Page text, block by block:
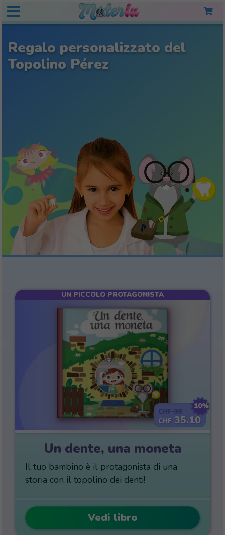
Regalo personalizzato del
Topolino Pérez
10%
CHF 35.10
UN PICCOLO PROTAGONISTA
Un dente, una moneta
Il tuo bambino è il protagonista di una
storia con il topolino dei denti!
Vedi libro